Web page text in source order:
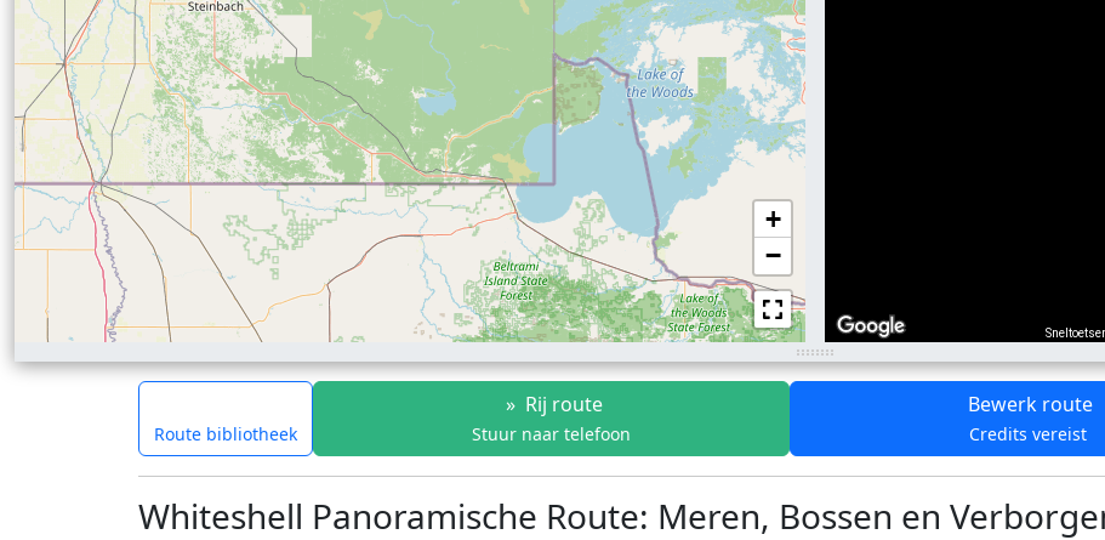
+
−
Route bibliotheek
» Rij route
Stuur naar telefoon
Bewerk route
Credits vereist
Whiteshell Panoramische Route: Meren, Bossen en